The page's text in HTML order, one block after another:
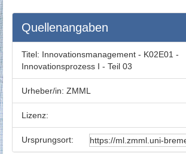
Quellenangaben
Titel: Innovationsmanagement - K02E01 -
Innovationsprozess I - Teil 03
Urheber/in: ZMML
Lizenz:
Ursprungsort: